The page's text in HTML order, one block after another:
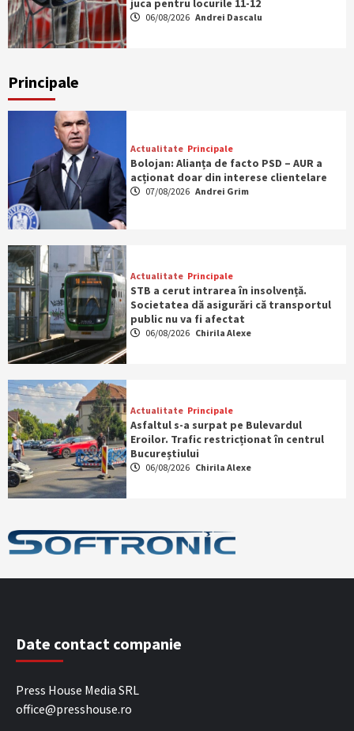
juca pentru locurile 11-12
06/08/2026 Andrei Dascalu
Principale
Actualitate Principale
Bolojan: Alianța de facto PSD – AUR a
acționat doar din interese clientelare
07/08/2026 Andrei Grim
Actualitate Principale
STB a cerut intrarea în insolvență.
Societatea dă asigurări că transportul
public nu va fi afectat
06/08/2026 Chirila Alexe
Actualitate Principale
Asfaltul s-a surpat pe Bulevardul
Eroilor. Trafic restricționat în centrul
Bucureștiului
06/08/2026 Chirila Alexe
Date contact companie
Press House Media SRL
office@presshouse.ro